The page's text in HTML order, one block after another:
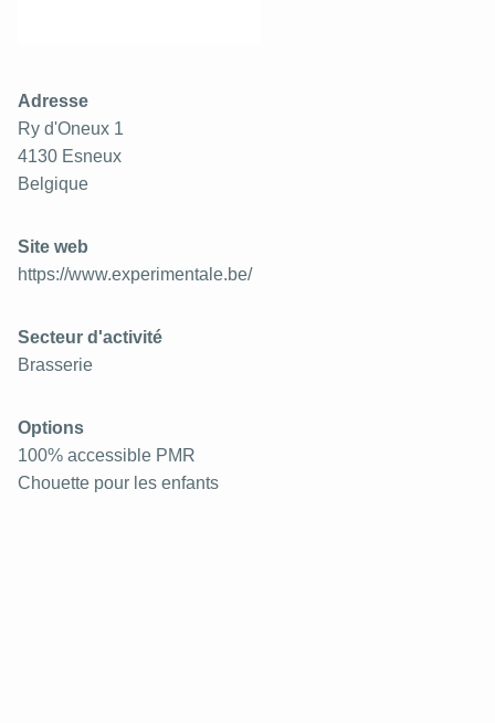
Adresse
Ry d'Oneux 1
4130 Esneux
Belgique
Site web
https://www.experimentale.be/
Secteur d'activité
Brasserie
Options
100% accessible PMR
Chouette pour les enfants